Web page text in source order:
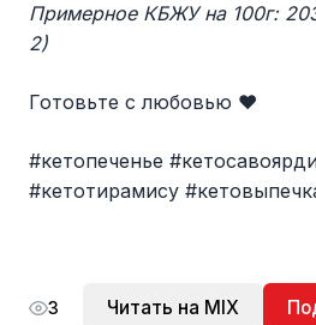
Примерное КБЖУ на 100г:
2)
Готовьте с любовью ❤️
#кетопеченье
#кетотирамису
3 Читать на MIX